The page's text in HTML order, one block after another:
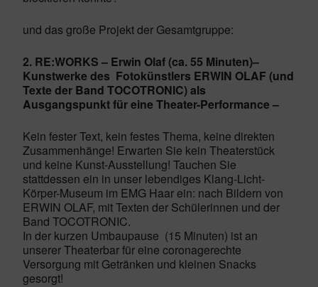
und das große Projekt der Gesamtgruppe:
2. RE:WORKS – Erwin Olaf (ca. 55 Minuten)–
Kunstwerke des Fotokünstlers ERWIN OLAF (und
Texte der Band TOCOTRONIC) als
Ausgangspunkt für eine Theater-Performance –
Kein fester Text, kein festes Thema, keine direkten
Zusammenhänge! Erwarten Sie kein Theaterstück
und keine Kunst-Ausstellung! Tauchen Sie
stattdessen ein in unser lebendiges Klang-Licht-
Körper-Museum im EMG Haar ein: nach Bildern von
ERWIN OLAF, mit Texten der Schülerinnen und der
Band TOCOTRONIC.
In der kurzen Umbaupause (15 Minuten) ist an
unserer Theaterbar für eine coronagerechte
Versorgung mit Getränken und kleinen Snacks
gesorgt!